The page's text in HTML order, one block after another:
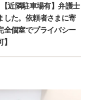
近隣駐車場有】弁護士
した。依頼者さまに寄
全個室でプライバシー